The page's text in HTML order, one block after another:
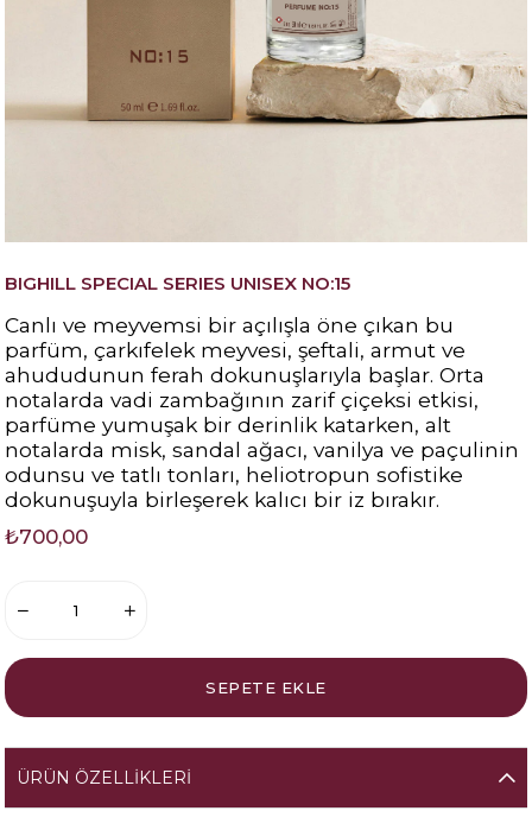
BIGHILL SPECIAL SERIES UNISEX NO:15
Canlı ve meyvemsi bir açılışla öne çıkan bu
parfüm, çarkıfelek meyvesi, şeftali, armut ve
ahududunun ferah dokunuşlarıyla başlar. Orta
notalarda vadi zambağının zarif çiçeksi etkisi,
parfüme yumuşak bir derinlik katarken, alt
notalarda misk, sandal ağacı, vanilya ve paçulinin
odunsu ve tatlı tonları, heliotropun sofistike
dokunuşuyla birleşerek kalıcı bir iz bırakır.
₺700,00
ÜRÜN ÖZELLIKLERI